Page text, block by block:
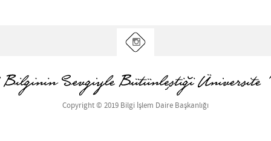
Copyright © 2019 Bilgi İşlem Daire Başkanlığı